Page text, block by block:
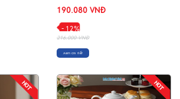
190.080 VNĐ
- 12%
216.000 VNĐ
Xem chi tiết